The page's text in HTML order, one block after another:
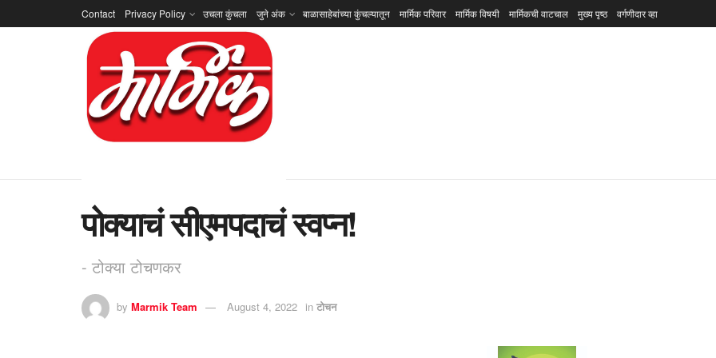
Contact Privacy Policy उचला कुंचला जुने अंक बाळासाहेबांच्या कुंचल्यातून मार्मिक परिवार मार्मिक विषयी मार्मिकची वाटचाल मुख्य पृष्ठ वर्गणीदार व्हा
पोक्याचं सीएमपदाचं स्वप्न!
- टोक्या टोचणकर
by Marmik Team August 4, 2022 in टोचन